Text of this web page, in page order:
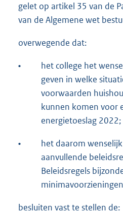
gelet op artikel 35 van de
van de Algemene wet
overwegende dat:
•
het college het
geven in welke
voorwaarden
kunnen komen voor
energietoeslag 2022;
•
het daarom
aanvullende
Beleidsregels
besluiten vast te stellen de: